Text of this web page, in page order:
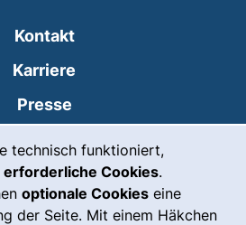
technisch funktioniert,
erforderliche Cookies.
optionale Cookies eine
der Seite. Mit einem Häkchen
Kontakt
Karriere
Presse
Sprache